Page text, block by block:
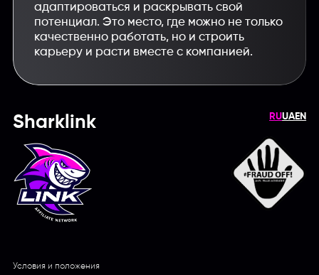
адаптироваться и раскрывать свой
потенциал. Это место, где можно не только
качественно работать, но и строить
карьеру и расти вместе с компанией.
Sharklink RUUAEN
Условия и положения